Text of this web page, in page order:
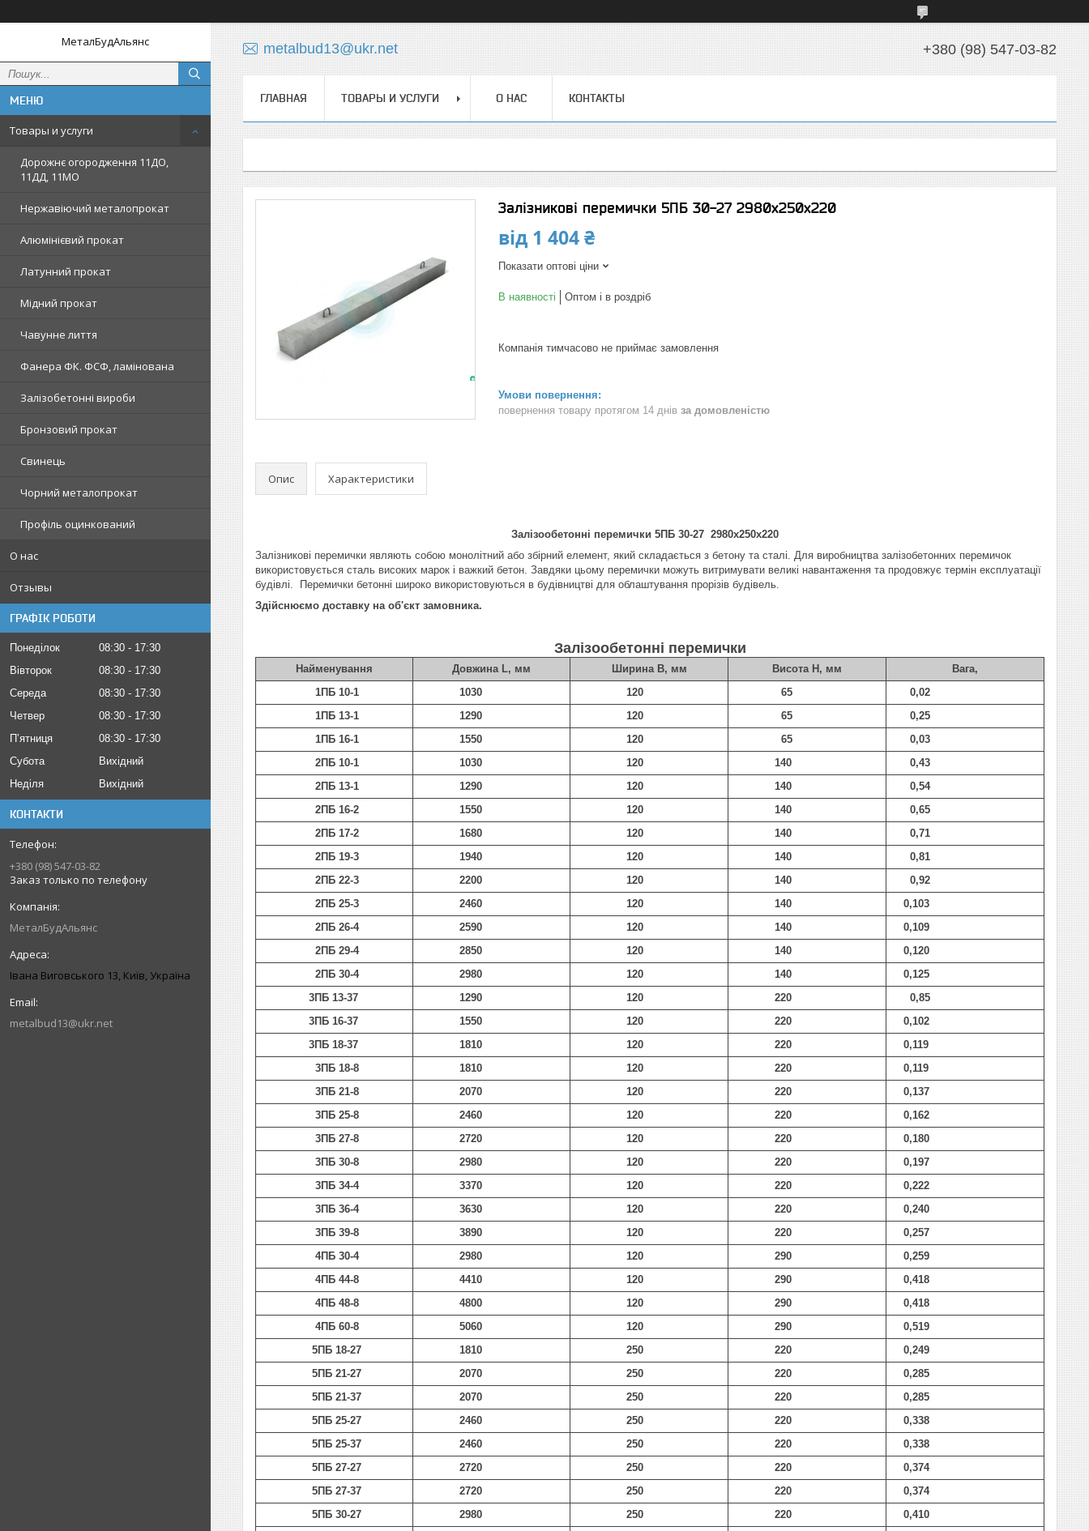
МеталБудАльянс
Товары и услуги
Дорожнє огородження 11ДО,
11ДД, 11МО
Нержавіючий металопрокат
Алюмінієвий прокат
Латунний прокат
Мідний прокат
Чавунне лиття
Фанера ФК. ФСФ, ламінована
Залізобетонні вироби
Бронзовий прокат
Свинець
Чорний металопрокат
Профіль оцинкований
О нас
Отзывы
ГРАФІК РОБОТИ
Понеділок 08:30
17:30
Вівторок
08:30
17:30
Середа
08:30
17:30
Четвер
08:30
17:30
Пʼятниця
08:30
17:30
Субота
Вихідний
Неділя
Вихідний
КОНТАКТИ
+380 (98) 547-03-82
Заказ только по телефону
МеталБудАльянс
Івана Виговського 13, Київ, Україна
metalbud13@ukr.net
metalbud13@ukr.net +380 (98) 547-03-82
ГЛАВНАЯ ТОВАРЫ И УСЛУГИ О НАС КОНТАКТЫ
Залізникові перемички 5ПБ 30-27 2980х250х220
від 1 404 ₴
Показати оптові ціни
В наявності Оптом і в роздріб
Компанія тимчасово не приймає замовлення
повернення товару протягом 14 днів за домовленістю
Опис Характеристики
Залізообетонні перемички 5ПБ 30-27 2980х250х220
Залізникові перемички являють собою монолітний або збірний елемент, який складається з бетону та сталі. Для виробництва залізобетонних перемичок
використовується сталь високих марок і важкий бетон. Завдяки цьому перемички можуть витримувати великі навантаження та продовжує термін експлуатації
будівлі. Перемички бетонні широко використовуються в будівництві для облаштування прорізів будівель.
Здійснюємо доставку на об'єкт замовника.
Залізообетонні перемички
Найменування Довжина L, мм Ширина В, мм Висота Н, мм
Вага,
1ПБ 10-1
1030 120 65
0,02
1ПБ 13-1
1290 120 65
0,25
1ПБ 16-1
1550 120 65
0,03
2ПБ 10-1
1030 120 140
0,43
2ПБ 13-1
1290 120 140
0,54
2ПБ 16-2
1550 120 140
0,65
2ПБ 17-2
1680 120 140
0,71
2ПБ 19-3
1940 120 140
0,81
2ПБ 22-3
2200 120 140
0,92
2ПБ 25-3
2460 120 140
0,103
2ПБ 26-4
2590 120 140
0,109
2ПБ 29-4
2850 120 140
0,120
2ПБ 30-4
2980 120 140
0,125
3ПБ 13-37
1290 120 220
0,85
3ПБ 16-37
1550 120 220
0,102
3ПБ 18-37
1810 120 220
0,119
3ПБ 18-8
1810 120 220
0,119
3ПБ 21-8
2070 120 220
0,137
3ПБ 25-8
2460 120 220
0,162
3ПБ 27-8
2720 120 220
0,180
3ПБ 30-8
2980 120 220
0,197
3ПБ 34-4
3370 120 220
0,222
3ПБ 36-4
3630 120 220
0,240
3ПБ 39-8
3890 120 220
0,257
4ПБ 30-4
2980 120 290
0,259
4ПБ 44-8
4410 120 290
0,418
4ПБ 48-8
4800 120 290
0,418
4ПБ 60-8
5060 120 290
0,519
5ПБ 18-27
1810 250 220
0,249
5ПБ 21-27
2070 250 220
0,285
5ПБ 21-37
2070 250 220
0,285
5ПБ 25-27
2460 250 220
0,338
5ПБ 25-37
2460 250 220
0,338
5ПБ 27-27
2720 250 220
0,374
5ПБ 27-37
2720 250 220
0,374
5ПБ 30-27
2980 250 220
0,410